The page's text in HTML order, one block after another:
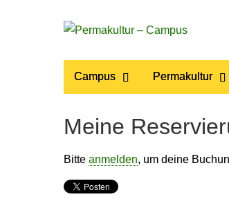
–
Main
menu
Campus Permakultur
Meine
Bitte anmelden, um deine